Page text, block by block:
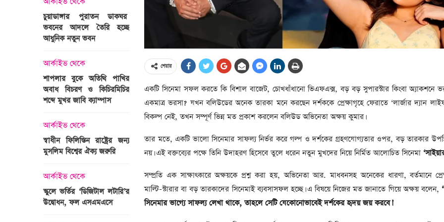
শেয়ার
একটি সিনেমা সফল করতে কি বিশাল বাজেট, চোখধাঁধানো ভিএফএক্স, বড় বড় সুপারস্টার কিংবা অ্যাকশনে
একমাত্র ভরসা? যখন বলিউডের অনেক তারকা মনে করছেন দর্শককে প্রেক্ষাগৃহে ফেরাতে ‘লার্জার দ্যান
বিকল্প নেই, তখন সম্পূর্ণ ভিন্ন মত প্রকাশ করলেন বলিউড অভিনেতা অক্ষয় কুমার।
তার মতে, একটি ভালো সিনেমার সাফল্য নির্ভর করে গল্প ও দর্শকের গ্রহণযোগ্যতার ওপর, বড় তারকার
নয়। এই বক্তব্যের পক্ষে তিনি উদাহরণ হিসেবে তুলে ধরেন নতুন মুখদের নিয়ে নির্মিত আলোচিত সিনেমা
সম্প্রতি এক সাক্ষাৎকারে অক্ষয়কে প্রশ্ন করা হয়, অভিনেতা আর. মাধবনসহ অনেকের ধারণা, বর্তমানে
মাল্টি-স্টারার বা বড় তারকাদের সিনেমাই ব্যবসাসফল হচ্ছে। এ বিষয়ে নিজের মত জানাতে গিয়ে অক্ষয় বলেন,
সিনেমার ভাগ্যে সাফল্য লেখা থাকে, তাহলে সেটি যেকোনোভাবেই দর্শকের হৃদয় জয় করবে।’
চুয়াডাঙ্গার পুরাতন ডাকঘর
ভবনের আদলে তৈরি হচ্ছে
আধুনিক নতুন ভবন
আর্কাইভ থেকে
শাপলার বুকে অতিথি পাখির
অবাধ বিচরণ ও কিচিরমিচির
শব্দে মুখর জাবি ক্যাম্পাস
আর্কাইভ থেকে
স্বাধীন ফিলিস্তিন রাষ্ট্রের জন্য
মুসলিম বিশ্বের ঐক্য জরুরি
আর্কাইভ থেকে
স্কুলে ভর্তির ‘ডিজিটাল লটারি’র
উদ্বোধন, ফল এসএমএসে
আন্তর্জাতিক
মাওলানা তারেক জামিলের
ছেলের মৃত্যু
বিশ্বকাপ ইাতহাসে সাকিবের
আরেকটি রেকর্ড
আর্কাইভ থেকে
টানেল উদ্বোধন : প্রধানমন্ত্রীর
জনসভায় যোগ দিচ্ছেন দলীয়
আর্কাইভ থেকে
সেহরি, ইফতার ও তারাবির
সময় নিরবচ্ছিন্ন বিদ্যুৎ রাখার
নির্দেশ: প্রধানমন্ত্রী তারেক
রহমান
আর্কাইভ থেকে
দেশের ১১তম প্রধানমন্ত্রী হলেন
তারেক রহমান
আর্কাইভ থেকে
পারে, ২৫ পূর্ণমন্ত্রী, প্রতিমন্ত্রী
আর্কাইভ থেকে